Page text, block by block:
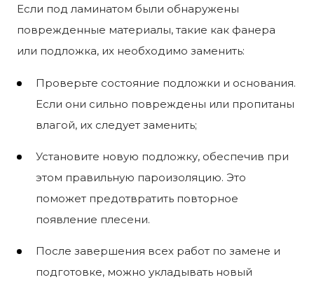
Если под ламинатом были обнаружены
поврежденные материалы, такие как фанера
или подложка, их необходимо заменить:
Проверьте состояние подложки и основания.
Если они сильно повреждены или пропитаны
влагой, их следует заменить;
Установите новую подложку, обеспечив при
этом правильную пароизоляцию. Это
поможет предотвратить повторное
появление плесени.
После завершения всех работ по замене и
подготовке, можно укладывать новый